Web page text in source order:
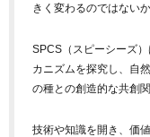
きく変わるのではないか
SPCS（スピーシーズ
カニズムを探究し、自
の種との創造的な共創
技術や知識を開き、価